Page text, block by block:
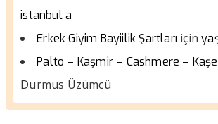
istanbul a
Erkek Giyim Bayiilik Şartları için
Palto – Kaşmir – Cashmere –
Durmus Üzümcü